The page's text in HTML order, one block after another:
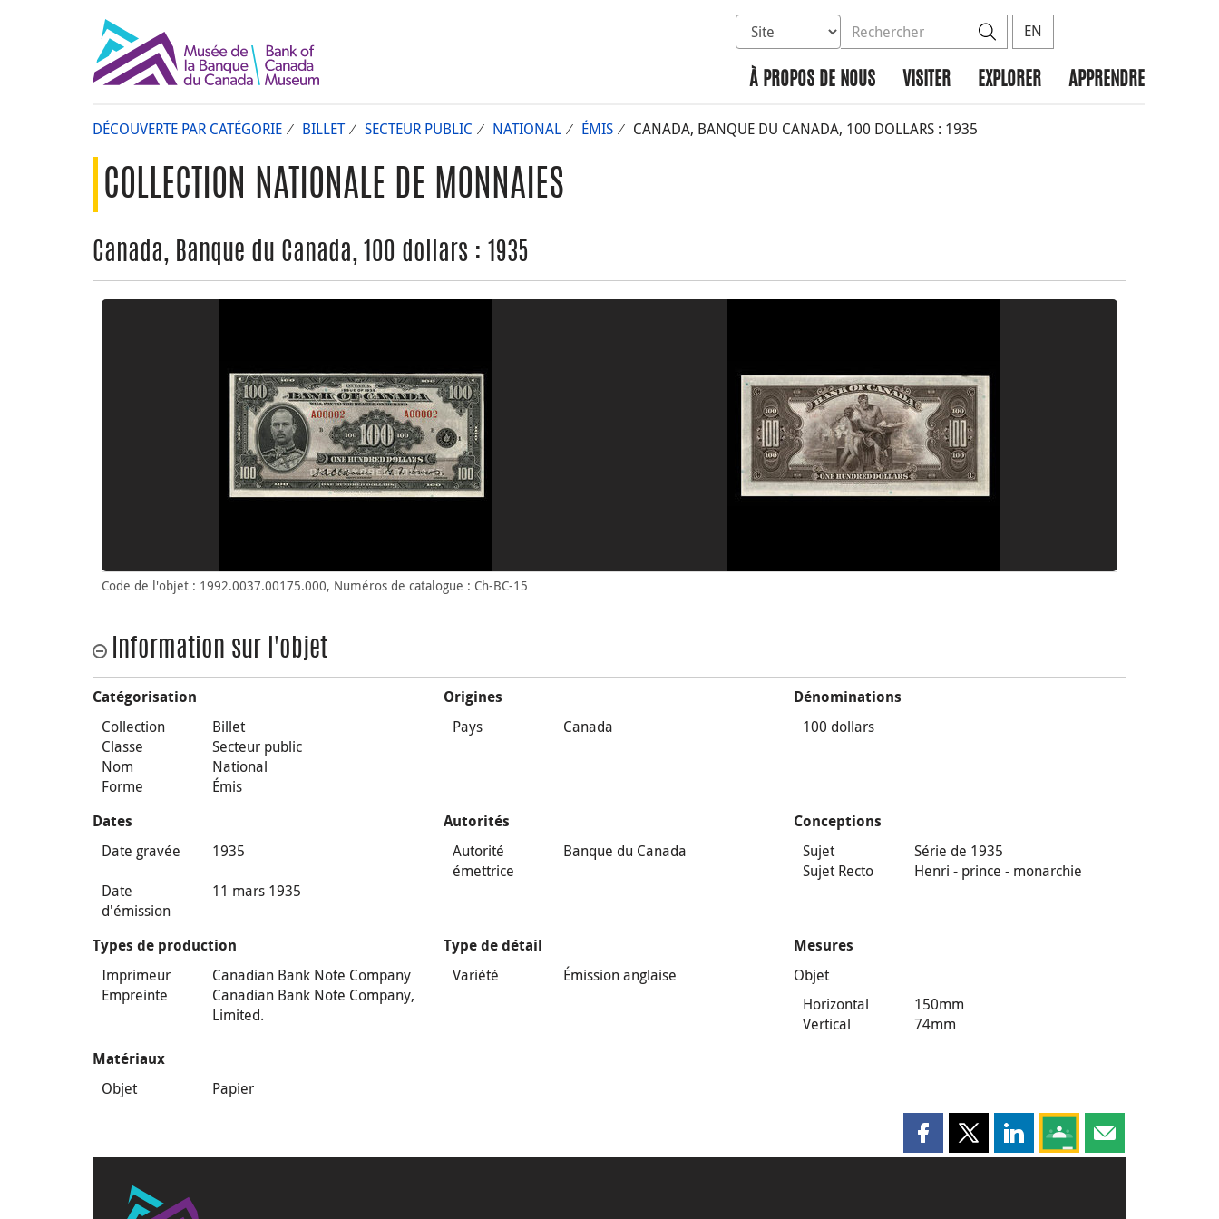
Sélectionnez la base de données à rechercher
Rechercher dans le site Rechercher
EN
À PROPOS DE NOUS VISITER EXPLORER APPRENDRE
DÉCOUVERTE PAR CATÉGORIE BILLET SECTEUR PUBLIC NATIONAL ÉMIS CANADA, BANQUE DU CANADA, 100 DOLLARS : 1935
COLLECTION NATIONALE DE MONNAIES
Canada, Banque du Canada, 100 dollars : 1935
Code de l'objet : 1992.0037.00175.000, Numéros de catalogue : Ch-BC-15
Information sur l'objet
Catégorisation
Collection
Billet
Classe
Secteur public
Nom
National
Forme
Émis
Origines
Pays Canada
Dénominations
100 dollars
Dates
Date gravée
1935
Date
d'émission
11 mars 1935
Autorités
Autorité
émettrice
Banque du Canada
Conceptions
Sujet
Série de 1935
Sujet Recto
Henri - prince - monarchie
Types de production
Imprimeur
Canadian Bank Note Company
Empreinte
Canadian Bank Note Company,
Limited.
Type de détail
Variété Émission anglaise
Mesures
Objet
Horizontal
150mm
Vertical
74mm
Matériaux
Objet Papier
Partager cette page sur Facebook
Partager cette page sur X
Partager cette page sur
Partagez cette page sur
Partager cette